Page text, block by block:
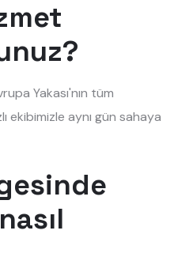
Yakası'nın tüm
ekibimizle aynı gün sahaya